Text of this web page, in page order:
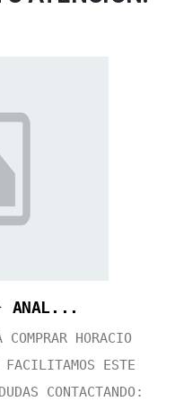
ANAL...
HORACIO
ESTE
CONTACTANDO: